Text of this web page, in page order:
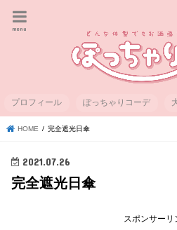
menu
プロフィール ぽっちゃりコーデ
HOME 完全遮光日傘
2021.07.26
完全遮光日傘
スポンサーリ